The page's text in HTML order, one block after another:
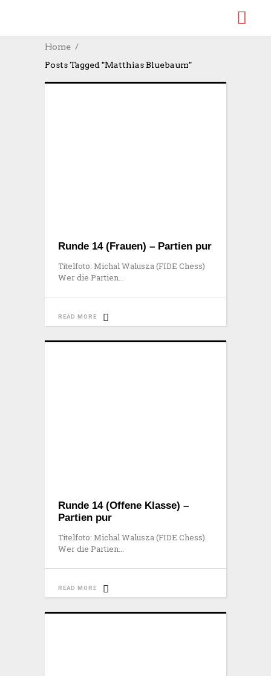
Home
Posts Tagged "Matthias Bluebaum"
Runde 14 (Frauen) – Partien pur
Titelfoto: Michal Walusza (FIDE Chess)
Wer die Partien
READ MORE
Runde 14 (Offene Klasse) –
Partien pur
Titelfoto: Michal Walusza (FIDE Chess).
Wer die Partien
READ MORE